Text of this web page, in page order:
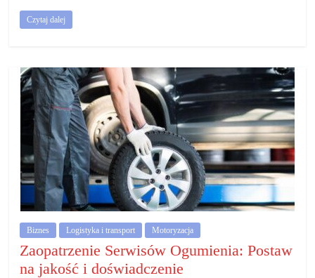
Czytaj dalej
Biznes Logistyka i transport Motoryzacja
Zaopatrzenie Serwisów Ogumienia: Postaw
na jakość i doświadczenie